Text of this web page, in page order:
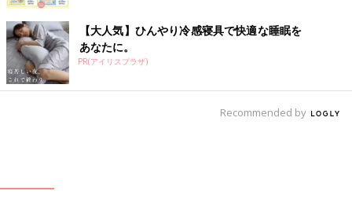
【大人気】ひんやり冷感寝具で快適な睡眠を
あなたに。
PR(アイリスプラザ)
Recommended by